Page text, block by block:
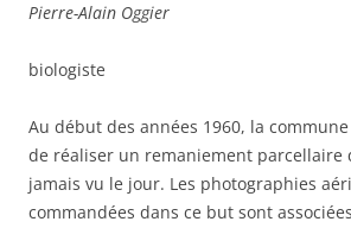
Pierre-Alain Oggier
biologiste
Au début des années 1960, la commune
de réaliser un remaniement parcellaire
jamais vu le jour. Les photographies
commandées dans ce but sont